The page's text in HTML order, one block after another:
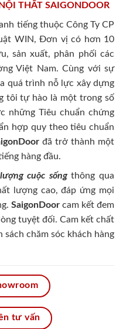
THẤT SAIGONDOOR
tiếng thuộc Công Ty CP
WIN, Đơn vị có hơn 10
sản xuất, phân phối các
Việt Nam. Cùng với sự
quá trình nỗ lực xây dựng
tôi tự hào là một trong số
những Tiêu chuẩn chứng
hợp quy theo tiêu chuẩn
đã trở thành một
hàng đầu.
cuộc sốngthông qua
lượng cao, đáp ứng mọi
SaigonDoorcam kết đem
tuyệt đối. Cam kết chất
chăm sóc khách hàng
tư vấn